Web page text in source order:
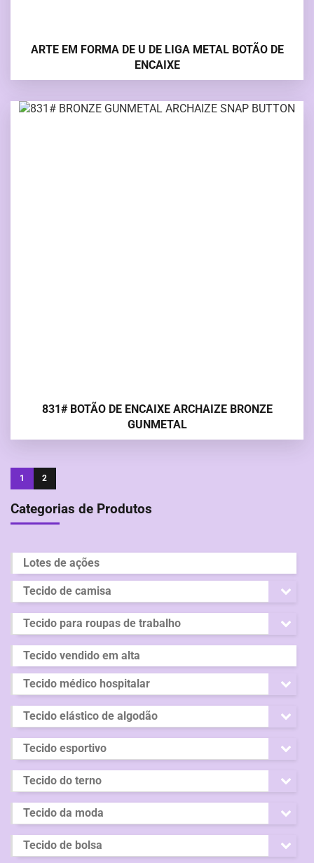
ARTE EM FORMA DE U DE LIGA METAL BOTÃO DE
ENCAIXE
831# BOTÃO DE ENCAIXE ARCHAIZE BRONZE
GUNMETAL
1 2
Categorias de Produtos
Lotes de ações
Tecido de camisa
Tecido para roupas de trabalho
Tecido vendido em alta
Tecido médico hospitalar
Tecido elástico de algodão
Tecido esportivo
Tecido do terno
Tecido da moda
Tecido de bolsa